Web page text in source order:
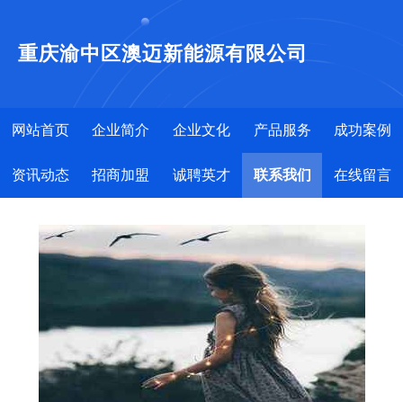
重庆渝中区澳迈新能源有限公司
网站首页 企业简介 企业文化 产品服务 成功案例
资讯动态 招商加盟 诚聘英才 联系我们 在线留言